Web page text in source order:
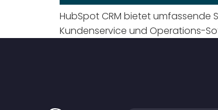
HubSpot CRM bietet umfassende
Kundenservice und Operations-